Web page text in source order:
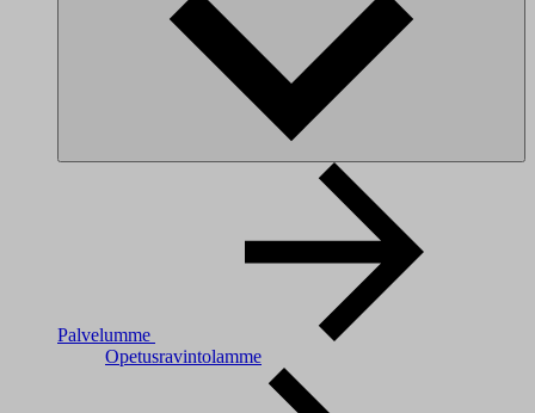
Palvelumme
Opetusravintolamme